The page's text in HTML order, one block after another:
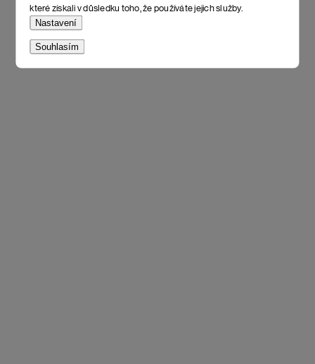
které získali v důsledku toho, že používáte jejich služby.
Nastavení
Souhlasím